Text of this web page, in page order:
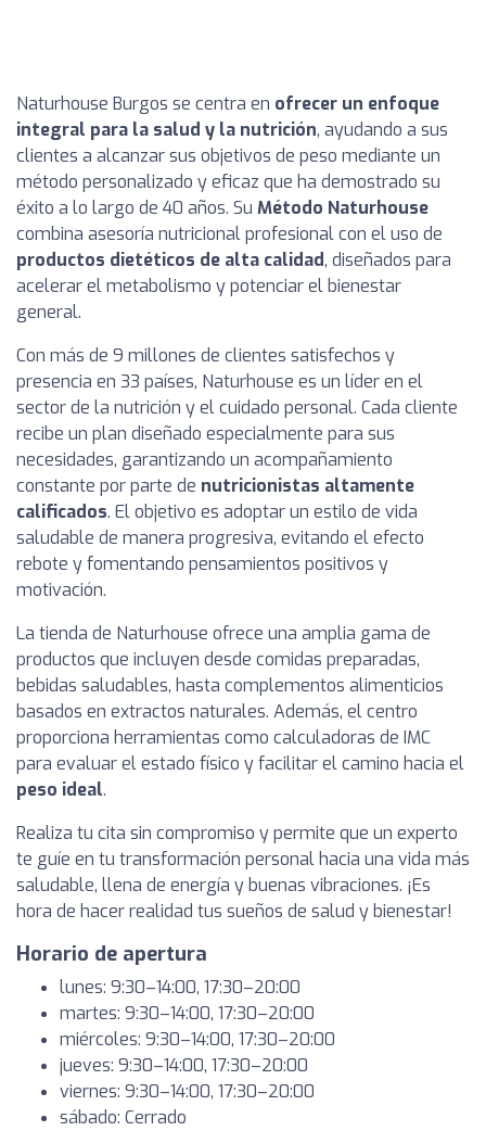
Naturhouse Burgos se centra en ofrecer un enfoque
integral para la salud y la nutrición, ayudando a sus
clientes a alcanzar sus objetivos de peso mediante un
método personalizado y eficaz que ha demostrado su
éxito a lo largo de 40 años. Su Método Naturhouse
combina asesoría nutricional profesional con el uso de
productos dietéticos de alta calidad, diseñados para
acelerar el metabolismo y potenciar el bienestar
general.
Con más de 9 millones de clientes satisfechos y
presencia en 33 países, Naturhouse es un líder en el
sector de la nutrición y el cuidado personal. Cada cliente
recibe un plan diseñado especialmente para sus
necesidades, garantizando un acompañamiento
constante por parte de nutricionistas altamente
calificados. El objetivo es adoptar un estilo de vida
saludable de manera progresiva, evitando el efecto
rebote y fomentando pensamientos positivos y
motivación.
La tienda de Naturhouse ofrece una amplia gama de
productos que incluyen desde comidas preparadas,
bebidas saludables, hasta complementos alimenticios
basados en extractos naturales. Además, el centro
proporciona herramientas como calculadoras de IMC
para evaluar el estado físico y facilitar el camino hacia el
peso ideal.
Realiza tu cita sin compromiso y permite que un experto
te guíe en tu transformación personal hacia una vida más
saludable, llena de energía y buenas vibraciones. ¡Es
hora de hacer realidad tus sueños de salud y bienestar!
Horario de apertura
lunes: 9:30–14:00, 17:30–20:00
martes: 9:30–14:00, 17:30–20:00
miércoles: 9:30–14:00, 17:30–20:00
jueves: 9:30–14:00, 17:30–20:00
viernes: 9:30–14:00, 17:30–20:00
sábado: Cerrado